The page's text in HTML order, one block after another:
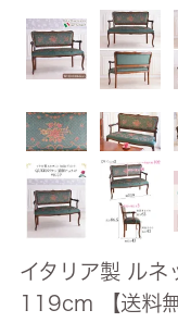
イタリア製 ルネ
119cm 【送料